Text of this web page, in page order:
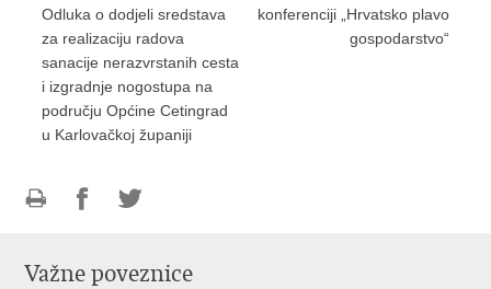
Odluka o dodjeli sredstava
za realizaciju radova
sanacije nerazvrstanih cesta
i izgradnje nogostupa na
području Općine Cetingrad
u Karlovačkoj županiji
konferenciji „Hrvatsko plavo
gospodarstvo“
Facebooku
Twitteru
Važne poveznice